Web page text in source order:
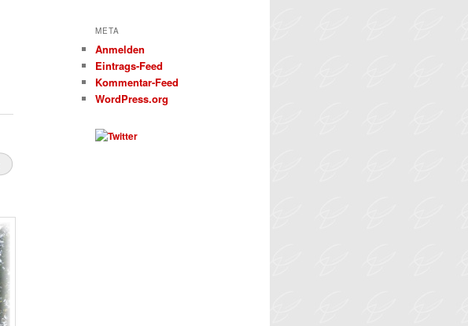
META
Anmelden
Eintrags-Feed
Kommentar-Feed
WordPress.org